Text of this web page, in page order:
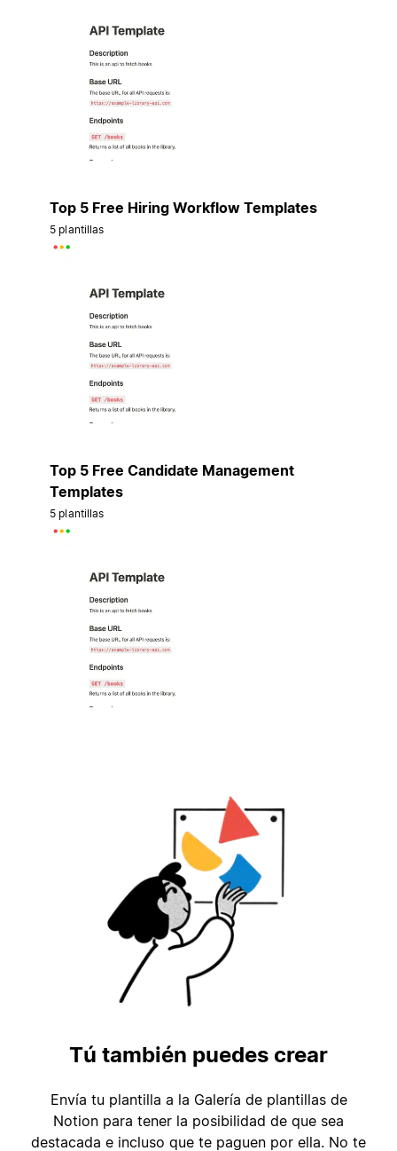
Top 5 Free Hiring Workflow Templates
5 plantillas
Top 5 Free Candidate Management
Templates
5 plantillas
Tú también puedes crear
Envía tu plantilla a la Galería de plantillas de
Notion para tener la posibilidad de que sea
destacada e incluso que te paguen por ella. No te